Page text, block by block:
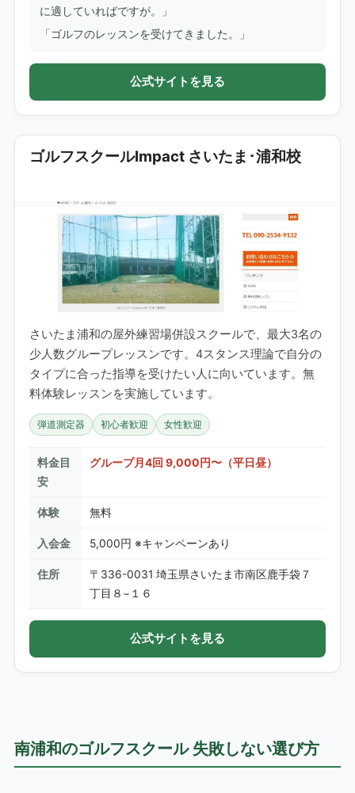
に適していればですが。」
「ゴルフのレッスンを受けてきました。」
公式サイトを見る
ゴルフスクールImpact さいたま･浦和校
さいたま浦和の屋外練習場併設スクールで、最大3名の
少人数グループレッスンです。4スタンス理論で自分の
タイプに合った指導を受けたい人に向いています。無
料体験レッスンを実施しています。
弾道測定器 初心者歓迎 女性歓迎
料金目
安
グループ月4回 9,000円〜（平日昼）
体験 無料
入会金 5,000円 ※キャンペーンあり
住所
〒336-0031 埼玉県さいたま市南区鹿手袋７
丁目８−１６
公式サイトを見る
南浦和のゴルフスクール 失敗しない選び方